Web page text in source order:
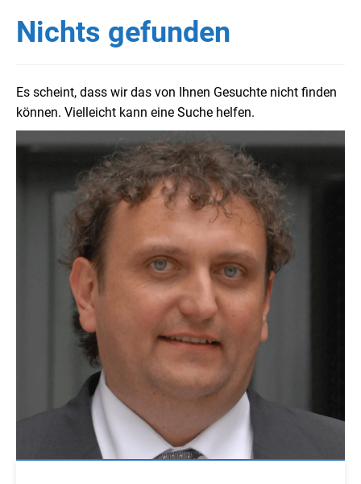
Nichts gefunden
Es scheint, dass wir das von Ihnen Gesuchte nicht finden
können. Vielleicht kann eine Suche helfen.